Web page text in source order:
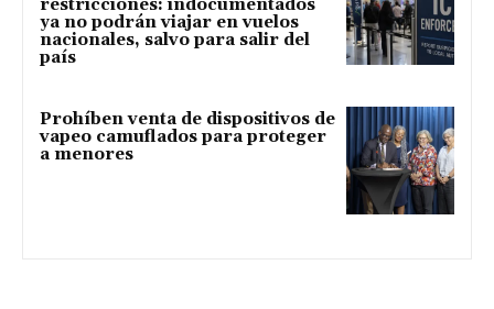
restricciones: indocumentados
ya no podrán viajar en vuelos
nacionales, salvo para salir del
país
Prohíben venta de dispositivos de
vapeo camuflados para proteger
a menores